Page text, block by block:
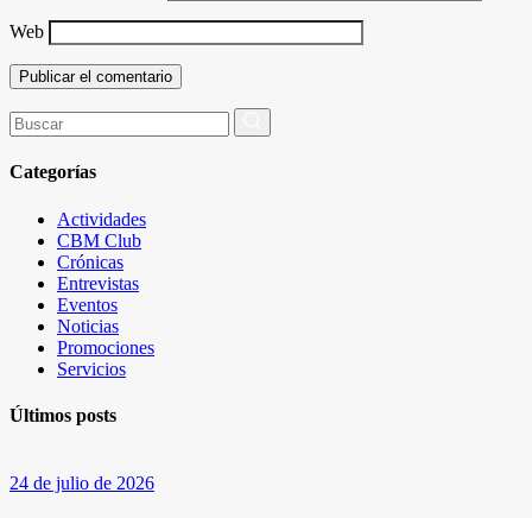
Web
Buscar
por:
Categorías
Actividades
CBM Club
Crónicas
Entrevistas
Eventos
Noticias
Promociones
Servicios
Últimos posts
24 de julio de 2026